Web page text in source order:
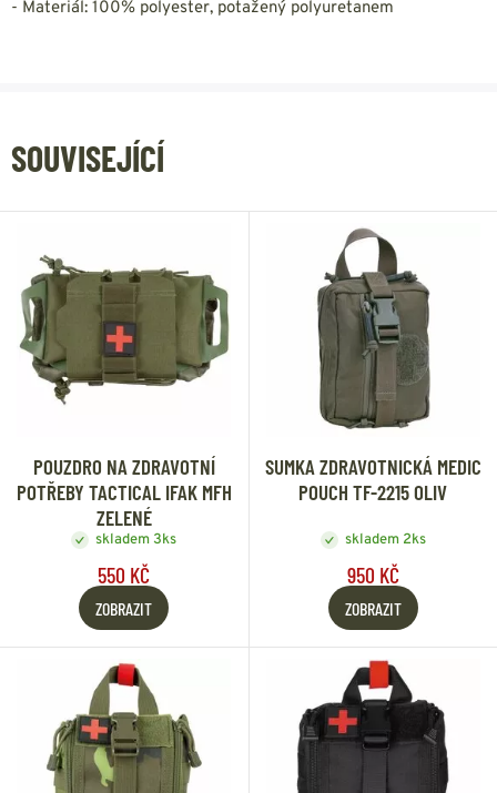
- Materiál: 100% polyester, potažený polyuretanem
SOUVISEJÍCÍ
POUZDRO NA ZDRAVOTNÍ
POTŘEBY TACTICAL IFAK MFH
ZELENÉ
skladem 3ks
550 KČ
ZOBRAZIT
SUMKA ZDRAVOTNICKÁ MEDIC
POUCH TF-2215 OLIV
skladem 2ks
950 KČ
ZOBRAZIT